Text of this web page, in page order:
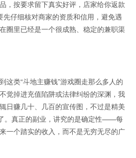
，按要求留下真实好评，店家给你返款
先仔细核对商家的资质和信用，避免遇
圈里已经是一个很成熟、稳定的兼职渠
类“斗地主赚钱”游戏圈走那么多人的
觉掉进充值陷阱或法律纠纷的深渊，我
日赚几十、几百的宣传图，不过是精美
。真正的副业，讲究的是确定性——每
一个踏实的收入，而不是无穷无尽的广